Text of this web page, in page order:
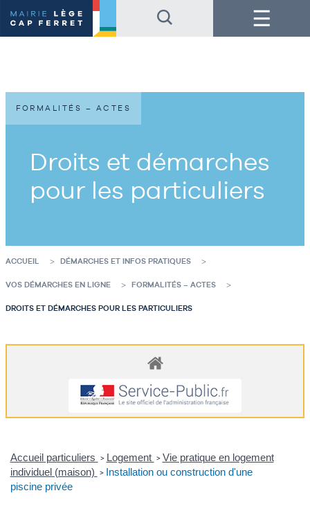
au
contenu
de
au
pied
de
Menu
Droits et démarches
pour les particuliers
FORMALITÉS – ACTES
ACCUEIL DÉMARCHES ET INFOS PRATIQUES
VOS DÉMARCHES EN LIGNE FORMALITÉS – ACTES
DROITS ET DÉMARCHES POUR LES PARTICULIERS
Accueil particuliers > Logement > Vie pratique en logement
individuel (maison) > Installation ou construction d'une
piscine privée